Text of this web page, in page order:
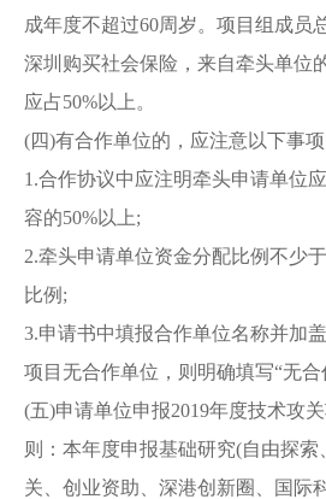
成年度不超过60周岁。项目组成员
深圳购买社会保险，来自牵头单位
应占50%以上。
(四)有合作单位的，应注意以下事项
1.合作协议中应注明牵头申请单位
容的50%以上;
2.牵头申请单位资金分配比例不少
比例;
3.申请书中填报合作单位名称并加
项目无合作单位，则明确填写“无合
(五)申请单位申报2019年度技术攻
则：本年度申报基础研究(自由探
关、创业资助、深港创新圈、国际